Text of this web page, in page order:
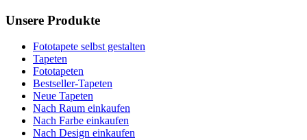
Unsere Produkte
Fototapete selbst gestalten
Tapeten
Fototapeten
Bestseller-Tapeten
Neue Tapeten
Nach Raum einkaufen
Nach Farbe einkaufen
Nach Design einkaufen